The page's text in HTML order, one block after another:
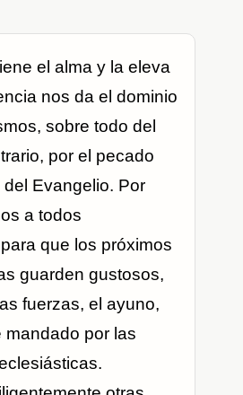
el alma y la eleva
nos da el dominio
sobre todo del
por el pecado
Evangelio. Por
a todos
que los próximos
guarden gustosos,
fuerzas, el ayuno,
por las